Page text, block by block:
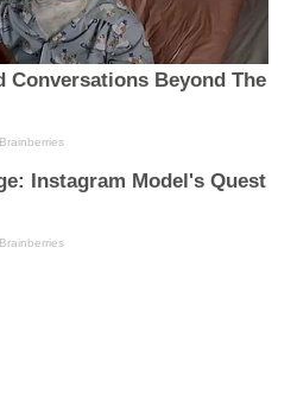
Conversations Beyond The
Brainberries
Instagram Model's Quest
Brainberries